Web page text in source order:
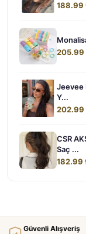
188.99
205.99
Jeevee
Y...
202.99
CSR
Saç ...
182.99
Güvenli Alışveriş